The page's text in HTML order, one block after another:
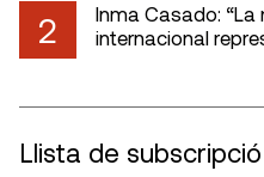
2
Inma Casado:
internacional
Llista de subscripció